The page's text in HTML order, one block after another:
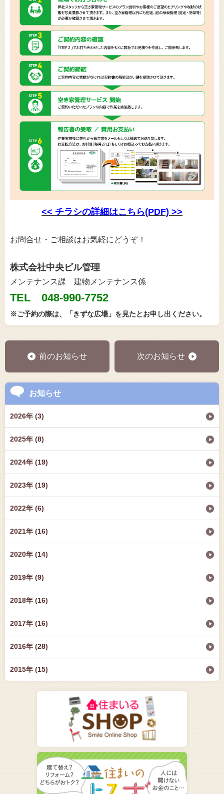
<< チラシの詳細はこちら(PDF) >>
お問合せ・ご相談はお気軽にどうぞ！
株式会社中央ビル管理
メンテナンス課 建物メンテナンス係
TEL 048-990-7752
※ご予約の際は、「きずな広場」を見たとお申し出ください。
前のお知らせ 次のお知らせ
お知らせ
2026年 (3)
2025年 (8)
2024年 (19)
2023年 (19)
2022年 (6)
2021年 (16)
2020年 (14)
2019年 (9)
2018年 (16)
2017年 (16)
2016年 (28)
2015年 (15)